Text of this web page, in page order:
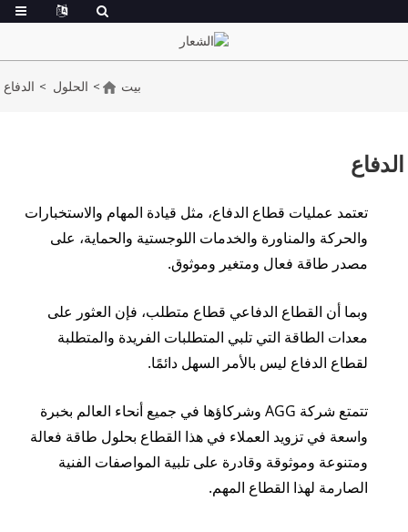
بيت الحلول الدفاع
الدفاع
تعتمد عمليات قطاع الدفاع، مثل قيادة المهام والاستخبارات
والحركة والمناورة والخدمات اللوجستية والحماية، على
مصدر طاقة فعال ومتغير وموثوق.
وبما أن القطاع الدفاعي قطاع متطلب، فإن العثور على
معدات الطاقة التي تلبي المتطلبات الفريدة والمتطلبة
لقطاع الدفاع ليس بالأمر السهل دائمًا.
تتمتع شركة AGG وشركاؤها في جميع أنحاء العالم بخبرة
واسعة في تزويد العملاء في هذا القطاع بحلول طاقة فعالة
ومتنوعة وموثوقة وقادرة على تلبية المواصفات الفنية
الصارمة لهذا القطاع المهم.
إلكتروني